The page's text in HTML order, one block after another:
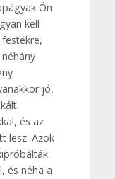
Ön
kell
festékre,
jó,
és az
lesz. Azok
és néha a